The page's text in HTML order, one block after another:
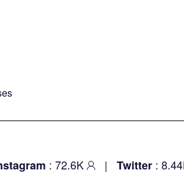
: 72.6K | Twitter: